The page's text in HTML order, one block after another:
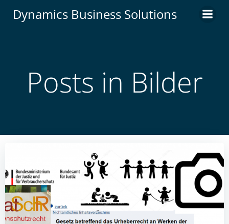
Inhalt
Dynamics Business Solutions
Posts in Bilder